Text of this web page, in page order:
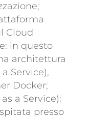
Cloud
in questo
architettura
Service),
Docker;
a Service):
presso